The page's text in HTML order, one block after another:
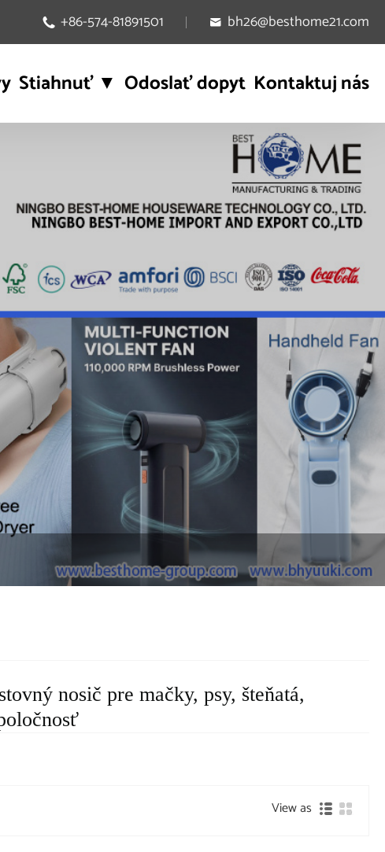
 +86-574-81891501  bh26@besthome21.com
Stiahnuť ▼ Odoslať dopyt Kontaktuj nás
nosič pre mačky, psy, šteňatá,
View as